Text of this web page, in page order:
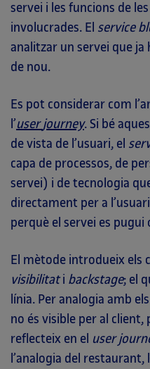
servei i les funcions de
involucrades. El service
analitzar un servei que ja
de nou.
Es pot considerar com
l’user journey. Si bé
de vista de l’usuari, el
capa de processos, de
servei) i de tecnologia
directament per a
perquè el servei es pugui
El mètode introdueix els
visibilitati backstage; el
línia. Per analogia amb
no és visible per al client,
reflecteix en el user
l’analogia del restaurant,